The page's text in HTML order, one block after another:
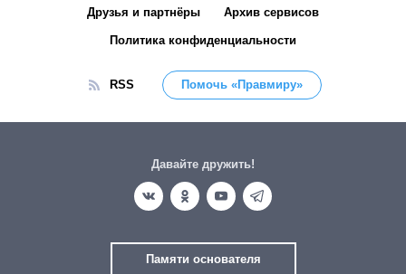
Друзья и партнёры Архив сервисов
Политика конфиденциальности
RSS Помочь «Правмиру»
Давайте дружить!
Памяти основателя